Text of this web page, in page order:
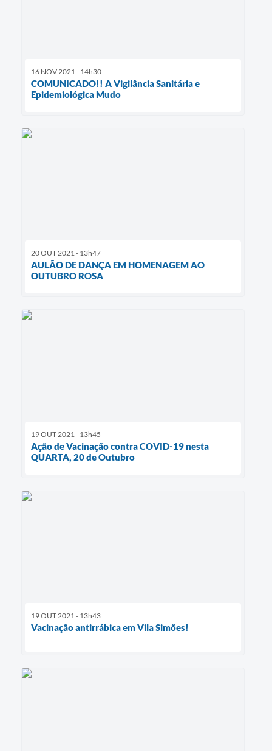
16 NOV 2021 - 14h30
COMUNICADO!! A Vigilância Sanitária e
Epidemiológica Mudo
20 OUT 2021 - 13h47
AULÃO DE DANÇA EM HOMENAGEM AO
OUTUBRO ROSA
19 OUT 2021 - 13h45
Ação de Vacinação contra COVID-19 nesta
QUARTA, 20 de Outubro
19 OUT 2021 - 13h43
Vacinação antirrábica em Vila Simões!